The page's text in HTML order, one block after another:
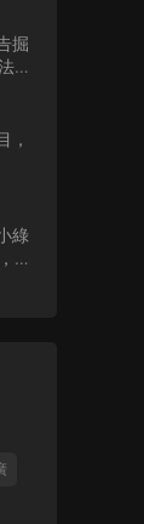
掘
，
備
，
綠
粉